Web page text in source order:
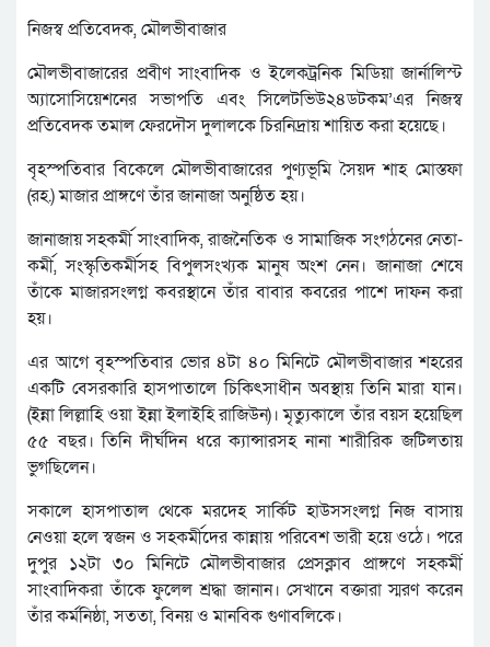
নিজস্ব প্রতিবেদক, মৌলভীবাজার
মৌলভীবাজারের প্রবীণ সাংবাদিক ও ইলেকট্রনিক মিডিয়া জার্নালিস্ট
অ্যাসোসিয়েশনের সভাপতি এবং সিলেটভিউ২৪ডটকম’এর নিজস্ব
প্রতিবেদক তমাল ফেরদৌস দুলালকে চিরনিদ্রায় শায়িত করা হয়েছে।
বৃহস্পতিবার বিকেলে মৌলভীবাজারের পুণ্যভূমি সৈয়দ শাহ মোস্তফা
(রহ.) মাজার প্রাঙ্গণে তাঁর জানাজা অনুষ্ঠিত হয়।
জানাজায় সহকর্মী সাংবাদিক, রাজনৈতিক ও সামাজিক সংগঠনের নেতা-
কর্মী, সংস্কৃতিকর্মীসহ বিপুলসংখ্যক মানুষ অংশ নেন। জানাজা শেষে
তাঁকে মাজারসংলগ্ন কবরস্থানে তাঁর বাবার কবরের পাশে দাফন করা
হয়।
এর আগে বৃহস্পতিবার ভোর ৪টা ৪০ মিনিটে মৌলভীবাজার শহরের
একটি বেসরকারি হাসপাতালে চিকিৎসাধীন অবস্থায় তিনি মারা যান।
(ইন্না লিল্লাহি ওয়া ইন্না ইলাইহি রাজিউন)। মৃত্যুকালে তাঁর বয়স হয়েছিল
৫৫ বছর। তিনি দীর্ঘদিন ধরে ক্যান্সারসহ নানা শারীরিক জটিলতায়
ভুগছিলেন।
সকালে হাসপাতাল থেকে মরদেহ সার্কিট হাউসসংলগ্ন নিজ বাসায়
নেওয়া হলে স্বজন ও সহকর্মীদের কান্নায় পরিবেশ ভারী হয়ে ওঠে। পরে
দুপুর ১২টা ৩০ মিনিটে মৌলভীবাজার প্রেসক্লাব প্রাঙ্গণে সহকর্মী
সাংবাদিকরা তাঁকে ফুলেল শ্রদ্ধা জানান। সেখানে বক্তারা স্মরণ করেন
তাঁর কর্মনিষ্ঠা, সততা, বিনয় ও মানবিক গুণাবলিকে।